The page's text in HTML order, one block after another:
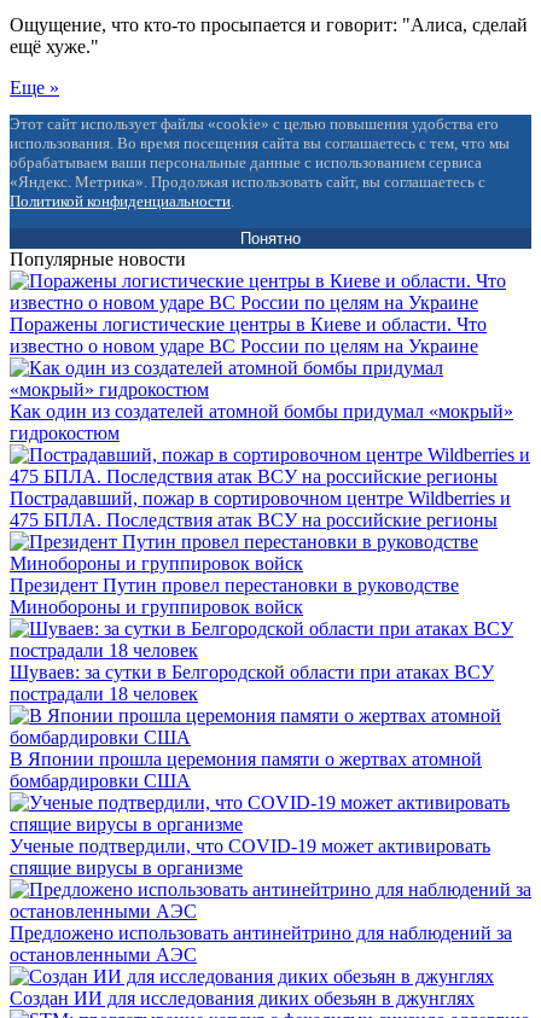
Ощущение, что кто-то просыпается и говорит: "Алиса, сделай
ещё хуже."
Еще »
Этот сайт использует файлы «cookie» с целью повышения удобства его
использования. Во время посещения сайта вы соглашаетесь с тем, что мы
обрабатываем ваши персональные данные с использованием сервиса
«Яндекс. Метрика». Продолжая использовать сайт, вы соглашаетесь с
Политикой конфиденциальности.
Понятно
Популярные новости
Поражены логистические центры в Киеве и области. Что
известно о новом ударе ВС России по целям на Украине
Как один из создателей атомной бомбы придумал «мокрый»
гидрокостюм
Пострадавший, пожар в сортировочном центре Wildberries и
475 БПЛА. Последствия атак ВСУ на российские регионы
Президент Путин провел перестановки в руководстве
Минобороны и группировок войск
Шуваев: за сутки в Белгородской области при атаках ВСУ
пострадали 18 человек
В Японии прошла церемония памяти о жертвах атомной
бомбардировки США
Ученые подтвердили, что COVID-19 может активировать
спящие вирусы в организме
Предложено использовать антинейтрино для наблюдений за
остановленными АЭС
Создан ИИ для исследования диких обезьян в джунглях